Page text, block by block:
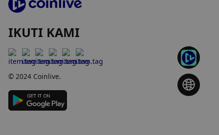
IKUTI KAMI
© 2024 Coinlive.